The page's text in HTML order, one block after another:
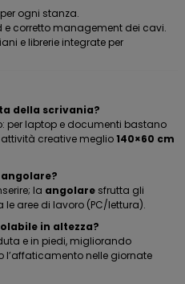
ogni stanza.
e corretto management dei cavi.
e librerie integrate per
della scrivania?
per laptop e documenti bastano
creative meglio140×60 cm
la angolare sfrutta gli
le aree di lavoro (PC/lettura).
in altezza?
e in piedi, migliorando
l’affaticamento nelle giornate